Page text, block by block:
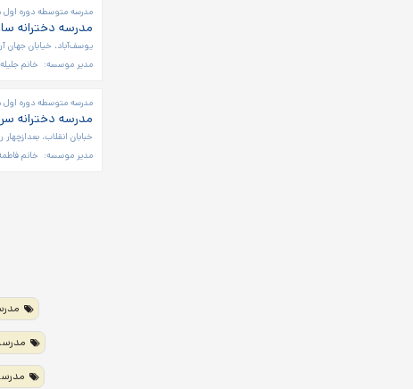
مدرسه متوسطه دوره اول
مدرسه دخترانه
یوسف‌آباد، خیابان جهان آرا، خیابان ۴۱
مدیر موسسه: خانم
مدرسه متوسطه دوره اول
مدرسه دخترانه
خبابان انقلاب، بعدازچهار
مدیر موسسه: خانم